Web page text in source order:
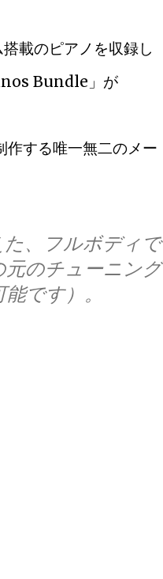
載のピアノを収録し
Bundle」が
する唯一無二のメー
、フルボディで
元のチューニング
です）。